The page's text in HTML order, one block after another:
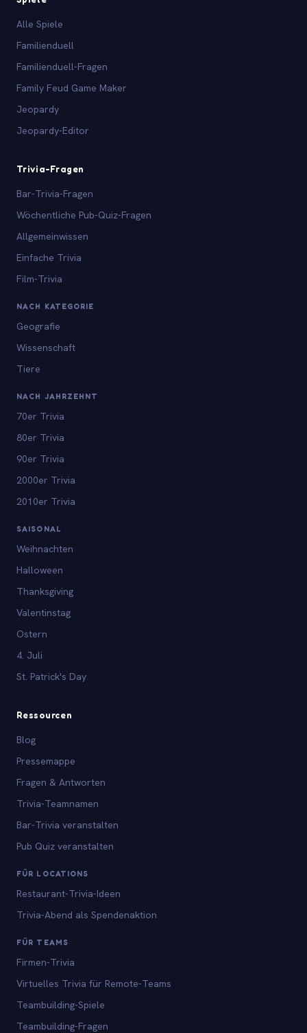
Alle Spiele
Familienduell
Familienduell-Fragen
Family Feud Game Maker
Jeopardy
Jeopardy-Editor
Trivia-Fragen
Bar-Trivia-Fragen
Wöchentliche Pub-Quiz-Fragen
Allgemeinwissen
Einfache Trivia
Film-Trivia
NACH KATEGORIE
Geografie
Wissenschaft
Tiere
NACH JAHRZEHNT
70er Trivia
80er Trivia
90er Trivia
2000er Trivia
2010er Trivia
SAISONAL
Weihnachten
Halloween
Thanksgiving
Valentinstag
Ostern
4. Juli
St. Patrick's Day
Ressourcen
Blog
Pressemappe
Fragen & Antworten
Trivia-Teamnamen
Bar-Trivia veranstalten
Pub Quiz veranstalten
FÜR LOCATIONS
Restaurant-Trivia-Ideen
Trivia-Abend als Spendenaktion
FÜR TEAMS
Firmen-Trivia
Virtuelles Trivia für Remote-Teams
Teambuilding-Spiele
Teambuilding-Fragen